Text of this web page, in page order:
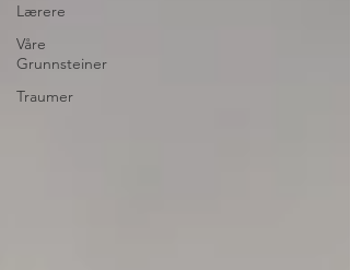
Lærere
Våre
Grunnsteiner
Traumer